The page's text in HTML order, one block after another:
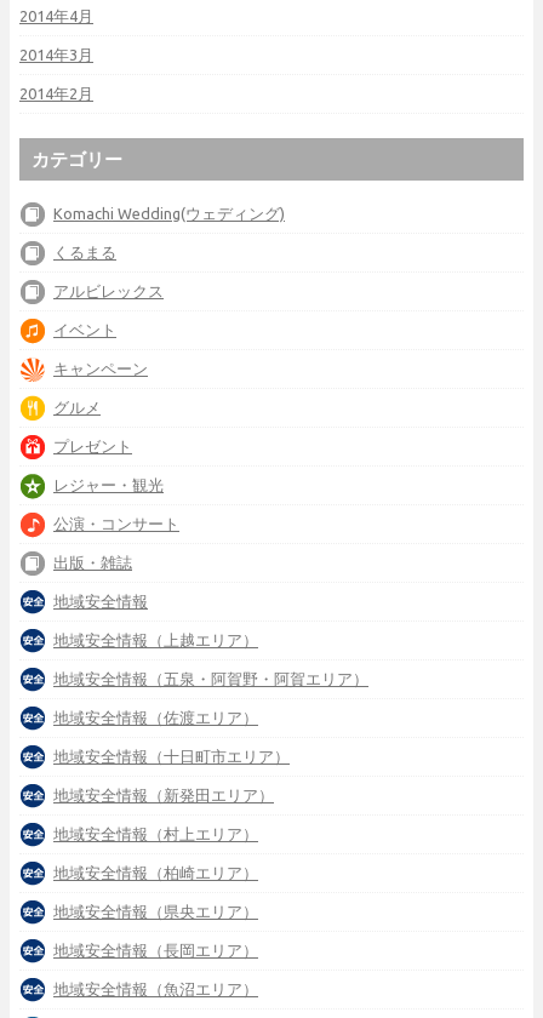
2014年4月
2014年3月
2014年2月
カテゴリー
Komachi Wedding(ウェディング)
くるまる
アルビレックス
イベント
キャンペーン
グルメ
プレゼント
レジャー・観光
公演・コンサート
出版・雑誌
地域安全情報
地域安全情報（上越エリア）
地域安全情報（五泉・阿賀野・阿賀エリア）
地域安全情報（佐渡エリア）
地域安全情報（十日町市エリア）
地域安全情報（新発田エリア）
地域安全情報（村上エリア）
地域安全情報（柏崎エリア）
地域安全情報（県央エリア）
地域安全情報（長岡エリア）
地域安全情報（魚沼エリア）